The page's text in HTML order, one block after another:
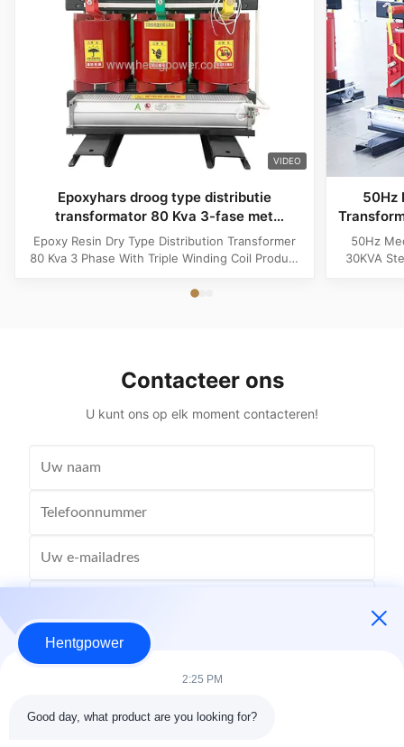
VIDEO
Epoxyhars droog type distributie
transformator 80 Kva 3-fase met
drievoudige spoel
Epoxy Resin Dry Type Distribution Transformer
80 Kva 3 Phase With Triple Winding Coil Product
transformer, distribution transformer, Dry Type
50Hz
50Hz
30KVA
Contacteer ons
U kunt ons op elk moment contacteren!
Hentgpower
2:25 PM
Good day, what product are you looking for?